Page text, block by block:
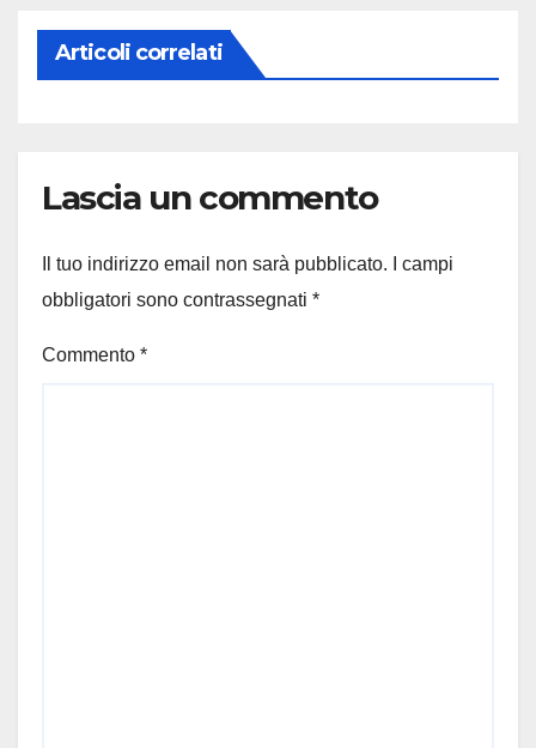
Articoli correlati
Lascia un commento
Il tuo indirizzo email non sarà pubblicato.
I campi
obbligatori sono contrassegnati *
Commento *